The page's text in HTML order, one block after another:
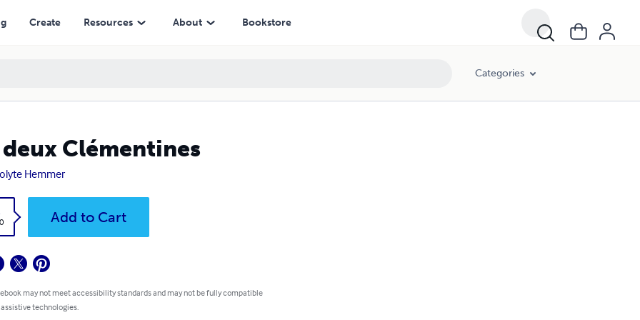
Create Resources About Bookstore
Categories
deux Clémentines
Hemmer
Add to Cart
may not meet accessibility standards and may not be fully compatible
technologies.